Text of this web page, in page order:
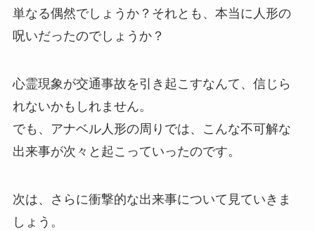
単なる偶然でしょうか？それとも、本当に人形の
呪いだったのでしょうか？
心霊現象が交通事故を引き起こすなんて、信じら
れないかもしれません。
でも、アナベル人形の周りでは、こんな不可解な
出来事が次々と起こっていったのです。
次は、さらに衝撃的な出来事について見ていきま
しょう。